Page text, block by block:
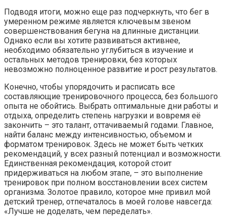
Подводя итоги, можно еще раз подчеркнуть, что бег в
умеренном режиме является ключевым звеном
совершенствования бегуна на длинные дистанции.
Однако если вы хотите развиваться активнее,
необходимо обязательно углубиться в изучение и
остальных методов тренировки, без которых
невозможно полноценное развитие и рост результатов.
Конечно, чтобы упорядочить и расписать все
составляющие тренировочного процесса, без большого
опыта не обойтись. Выбрать оптимальные дни работы и
отдыха, определить степень нагрузки и вовремя её
закончить – это талант, оттачиваемый годами. Главное,
найти баланс между интенсивностью, объемом и
форматом тренировок. Здесь не может быть четких
рекомендаций, у всех разный потенциал и возможности.
Единственная рекомендация, которой стоит
придерживаться на любом этапе, – это выполнение
тренировок при полном восстановлении всех систем
организма. Золотое правило, которое мне привил мой
детский тренер, отпечаталось в моей голове навсегда:
«Лучше не доделать, чем переделать».